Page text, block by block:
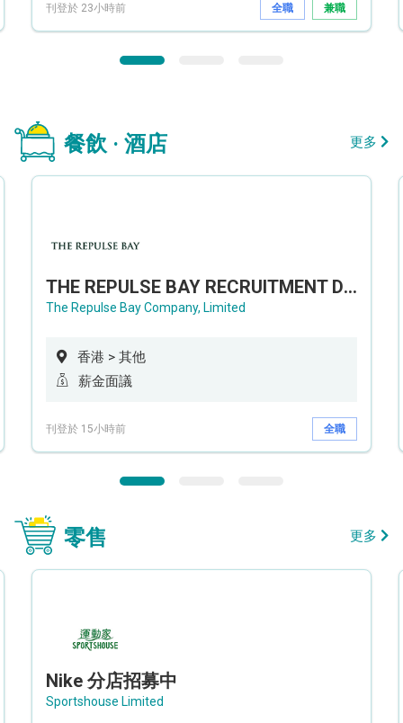
刊登於 23小時前 全職 兼職
餐飲 · 酒店 更多
THE REPULSE BAY RECRUITMENT DAY 淺水灣影灣園人才招聘會
The Repulse Bay Company, Limited
香港 > 其他
薪金面議
刊登於 15小時前 全職
零售 更多
Nike 分店招募中
Sportshouse Limited